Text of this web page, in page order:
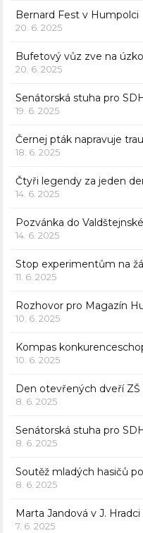
Bernard Fest v Humpolci
20. 6. 2025
Bufetový vůz zve na
20. 6. 2025
Senátorská stuha pro
19. 6. 2025
Černej pták napravuje
18. 6. 2025
Čtyři legendy za jeden
14. 6. 2025
Pozvánka do
14. 6. 2025
Stop experimentům na
11. 6. 2025
Rozhovor pro Magazín
10. 6. 2025
Kompas
10. 6. 2025
Den otevřených dveří ZŠ
8. 6. 2025
Senátorská stuha pro
8. 6. 2025
Soutěž mladých hasičů
8. 6. 2025
Marta Jandová v J. Hradci
7. 6. 2025